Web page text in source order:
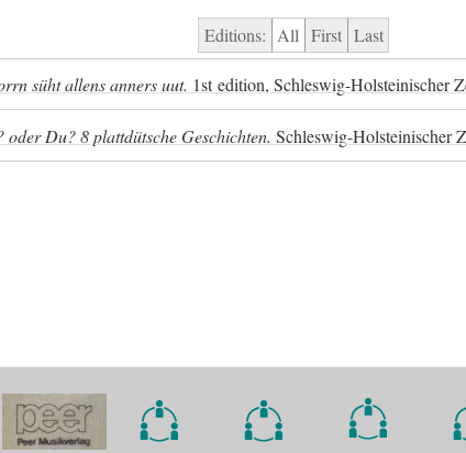
Editions: All First Last
süht allens anners uut. 1st edition, Schleswig-Holsteinischer
oder Du? 8 plattdütsche Geschichten. Schleswig-Holsteinischer